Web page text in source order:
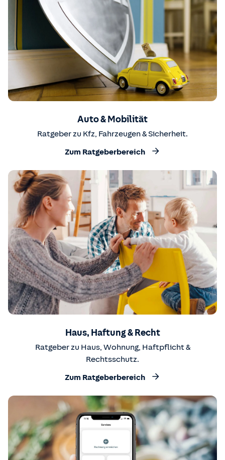
Auto & Mobilität
Ratgeber zu Kfz, Fahrzeugen & Sicherheit.
Zum Ratgeberbereich
Haus, Haftung & Recht
Ratgeber zu Haus, Wohnung, Haftpflicht &
Rechtsschutz.
Zum Ratgeberbereich